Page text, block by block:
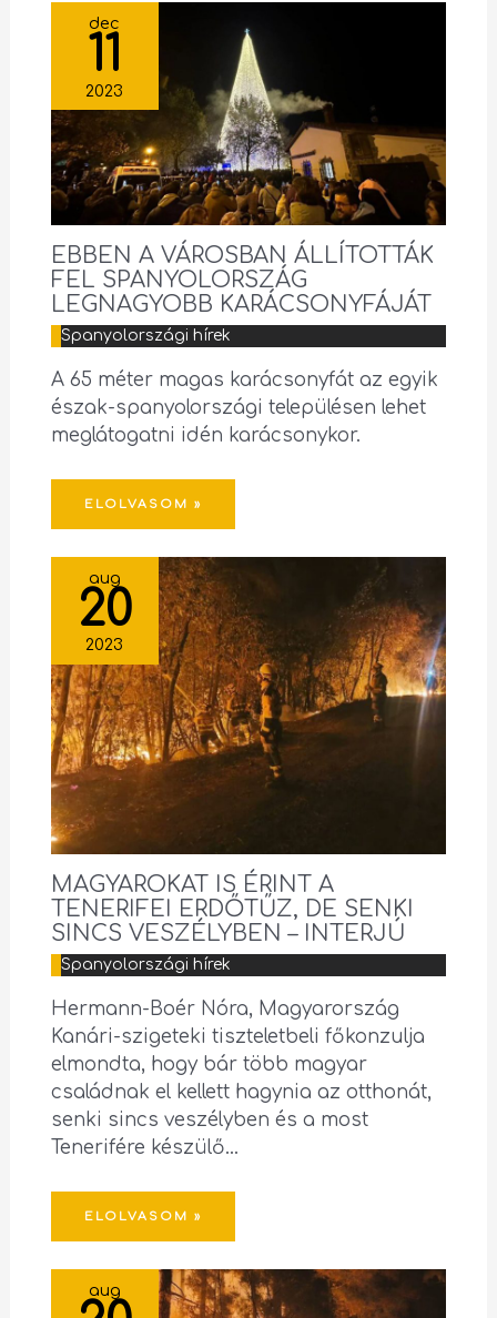
dec
11
2023
EBBEN A VÁROSBAN ÁLLÍTOTTÁK
FEL SPANYOLORSZÁG
LEGNAGYOBB KARÁCSONYFÁJÁT
Spanyolországi hírek
A 65 méter magas karácsonyfát az egyik
észak-spanyolországi településen lehet
meglátogatni idén karácsonykor.
ELOLVASOM »
aug
20
2023
MAGYAROKAT IS ÉRINT A
TENERIFEI ERDŐTŰZ, DE SENKI
SINCS VESZÉLYBEN – INTERJÚ
Spanyolországi hírek
Hermann-Boér Nóra, Magyarország
Kanári-szigeteki tiszteletbeli főkonzulja
elmondta, hogy bár több magyar
családnak el kellett hagynia az otthonát,
senki sincs veszélyben és a most
Tenerifére készülő…
ELOLVASOM »
aug